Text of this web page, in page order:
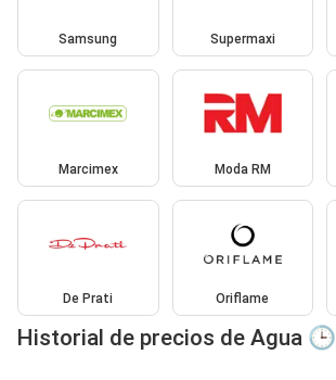
Samsung Supermaxi
Marcimex Moda RM
De Prati Oriflame
Historial de precios de Agua 🕒